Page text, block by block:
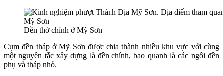
Đền thờ chính ở Mỹ Sơn
Cụm đền tháp ở Mỹ Sơn được chia thành nhiều khu vực với cùng
một nguyên tắc xây dựng là đền chính, bao quanh là các ngôi đền
phụ và tháp nhỏ.